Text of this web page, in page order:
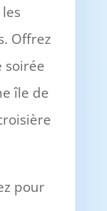
Offrez
soirée
île de
pour